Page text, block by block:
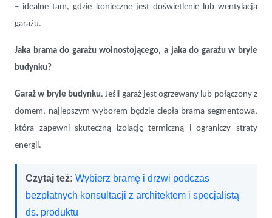
– idealne tam, gdzie konieczne jest doświetlenie lub wentylacja
garażu.
Jaka brama do garażu wolnostojącego, a jaka do garażu w bryle
budynku?
Garaż w bryle budynku. Jeśli garaż jest ogrzewany lub połączony z
domem, najlepszym wyborem będzie ciepła brama segmentowa,
która zapewni skuteczną izolację termiczną i ograniczy straty
energii.
Czytaj też: Wybierz bramę i drzwi podczas
bezpłatnych konsultacji z architektem i specjalistą
ds. produktu